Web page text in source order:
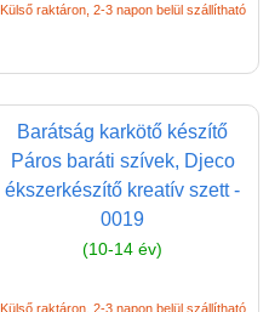
Külső raktáron, 2-3 napon belül szállítható
Barátság karkötő készítő
Páros baráti szívek, Djeco
ékszerkészítő kreatív szett -
0019
(10-14 év)
Külső raktáron, 2-3 napon belül szállítható
Szerelés, barkácsolás, kerti
kalandozás
Szerepjáték
(baba,autó,konyha,épület,..)
Tanulást segítő játék
Társasjáték
Tudományos játék